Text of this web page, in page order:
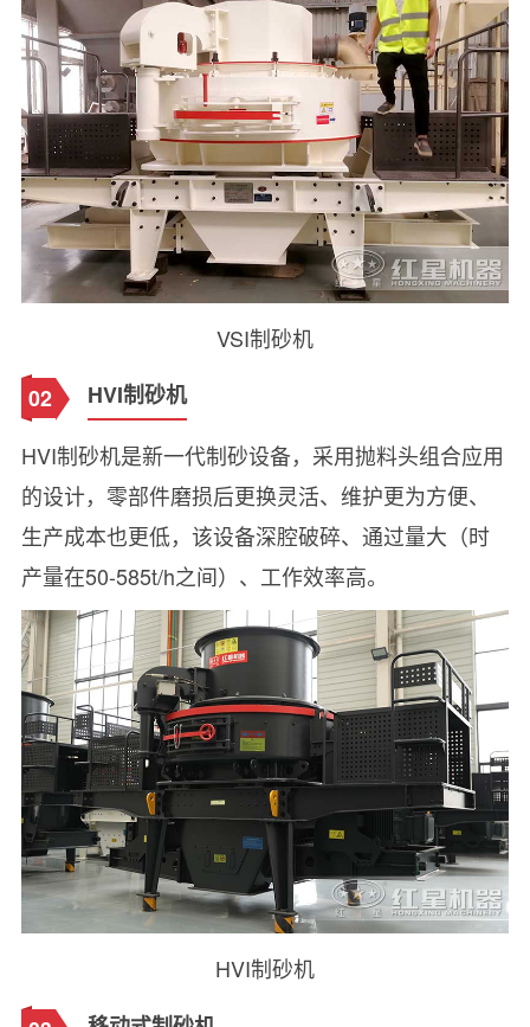
VSI制砂机
02
HVI制砂机
HVI制砂机是新一代制砂设备，采用抛料头组合应用
的设计，零部件磨损后更换灵活、维护更为方便、
生产成本也更低，该设备深腔破碎、通过量大（时
产量在50-585t/h之间）、工作效率高。
HVI制砂机